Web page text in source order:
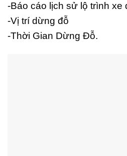
-Báo cáo lịch sử lộ trình xe
-Vị trí dừng đỗ
-Thời Gian Dừng Đỗ.